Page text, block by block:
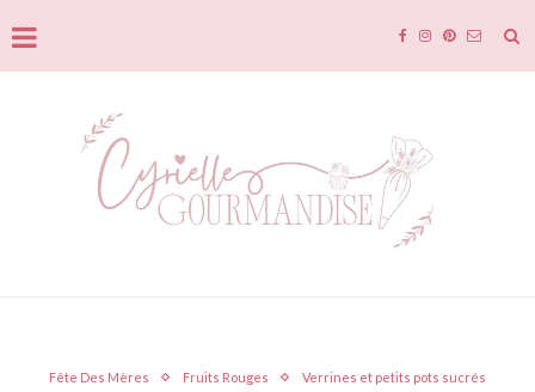
Fête Des Mères Fruits Rouges Verrines et petits pots sucrés